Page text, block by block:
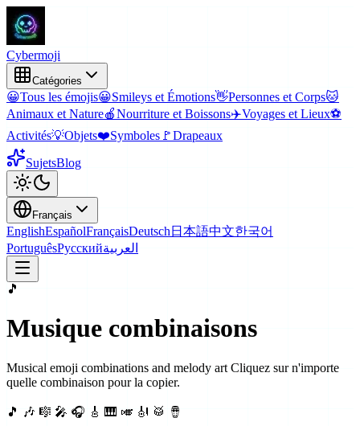
Cybermoji
Catégories
😀Tous les émojis😀Smileys et Émotions👋Personnes et Corps🐱
Animaux et Nature🍎Nourriture et Boissons✈️Voyages et Lieux⚽
Activités💡Objets❤️Symboles 🚩Drapeaux
SujetsBlog
Français
EnglishEspañolFrançaisDeutsch 日本語中文한국어
PortuguêsРусскийالعربية
🎵
Musique combinaisons
Musical emoji combinations and melody art Cliquez sur n'importe
quelle combinaison pour la copier.
🎵 🎶 🎼 🎤 🎧 🎸 🎹 🎺 🎻 🥁 🪘